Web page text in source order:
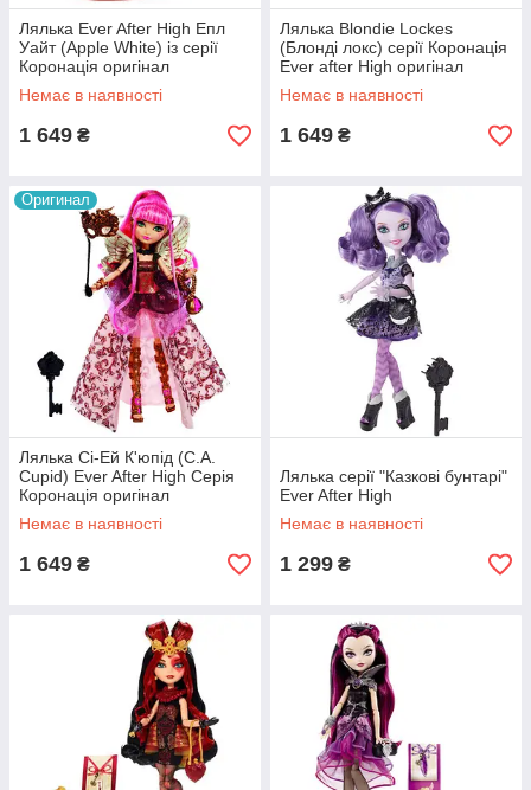
Лялька Ever After High Епл
Уайт (Apple White) із серії
Коронація оригінал
Немає в наявності
1 649 ₴
Лялька Blondie Lockes
(Блонді локс) серії Коронація
Ever after High оригінал
Немає в наявності
1 649 ₴
Оригинал
Лялька Сі-Ей К'юпід (C.A.
Cupid) Ever After High Серія
Коронація оригінал
Немає в наявності
1 649 ₴
Лялька серії "Казкові бунтарі"
Ever After High
Немає в наявності
1 299 ₴